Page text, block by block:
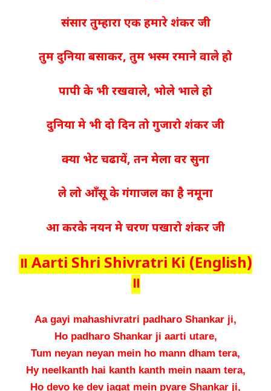
संसार तुम्हारा एक हमारे शंकर जी
तुम दुनिया बसाकर, तुम भस्म रमाने वाले हो
पापी के भी रखवाले, भोले भाले हो
दुनिया मे भी दो दिन तो गुजारो शंकर जी
क्या भेट चढायें, तन मेला वर सुना
ले लो आँसू के गंगाजल का है नमूना
आ करके नयन मे चरण पखारो शंकर जी
॥ Aarti Shri Shivratri Ki (English)
॥
Aa gayi mahashivratri padharo Shankar ji,
Ho padharo Shankar ji aarti utare,
Tum neyan neyan mein ho mann dham tera,
Hy neelkanth hai kanth kanth mein naam tera,
Ho devo ke dev jagat mein pyare Shankar ji,